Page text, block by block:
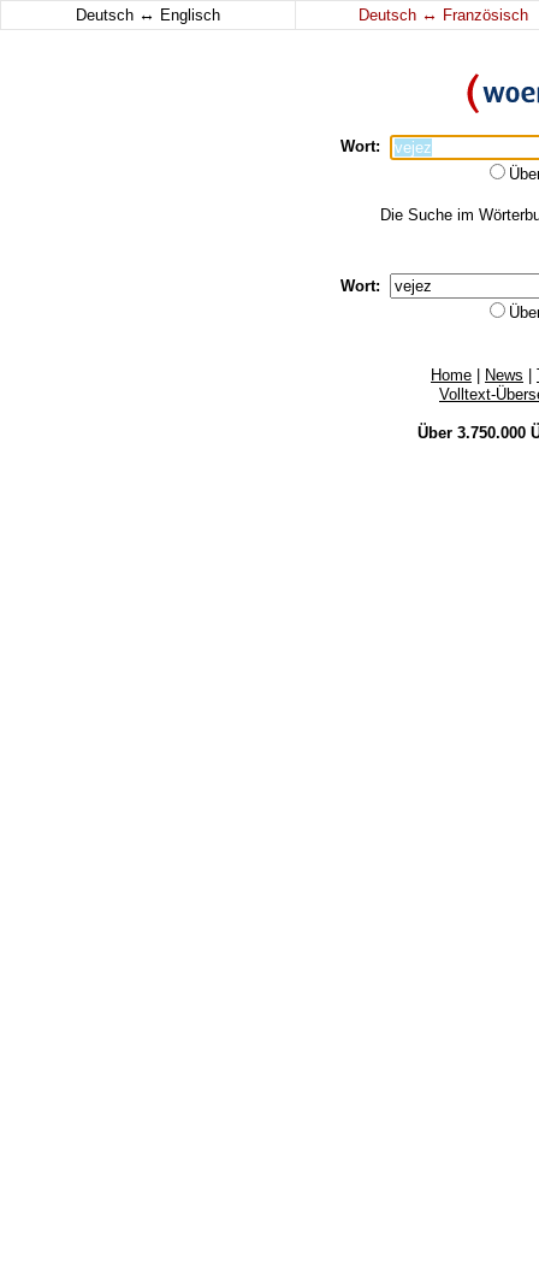
Deutsch ↔ Englisch Deutsch ↔ Französisch
Wort:
Die Suche im
Wort:
Home News
Volltext-
Über 3.750.000